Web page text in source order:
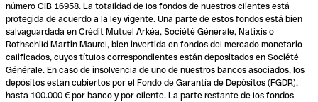
número CIB 16958. La totalidad de los fondos de nuestros clientes está
protegida de acuerdo a la ley vigente. Una parte de estos fondos está bien
salvaguardada en Crédit Mutuel Arkéa, Société Générale, Natixis o
Rothschild Martin Maurel, bien invertida en fondos del mercado monetario
calificados, cuyos títulos correspondientes están depositados en Société
Générale. En caso de insolvencia de uno de nuestros bancos asociados, los
depósitos están cubiertos por el Fondo de Garantía de Depósitos (FGDR),
hasta 100.000 € por banco y por cliente. La parte restante de los fondos